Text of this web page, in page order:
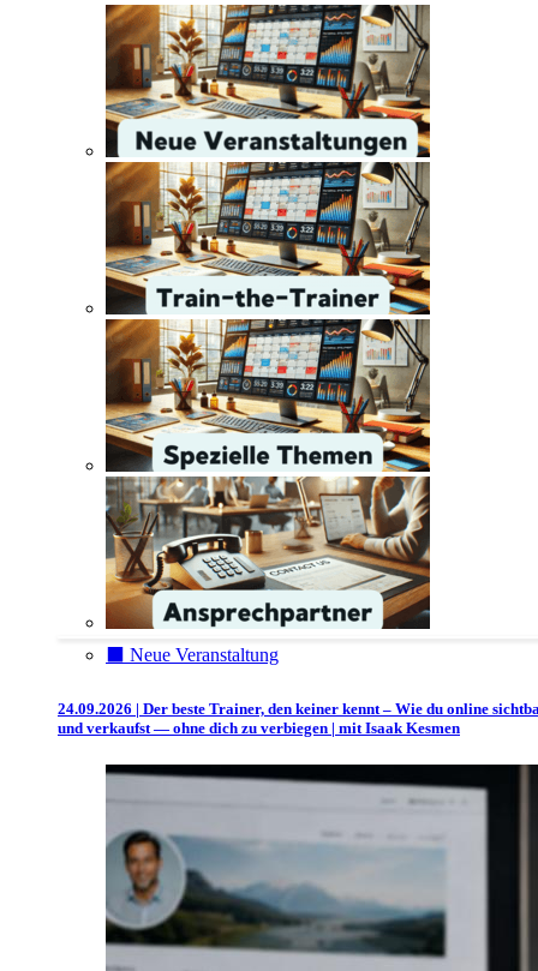
⬛️ Neue Veranstaltung
24.09.2026 | Der beste Trainer, den keiner kennt – Wie du online
und verkaufst — ohne dich zu verbiegen | mit Isaak Kesmen